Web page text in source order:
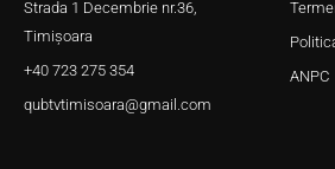
Strada 1 Decembrie nr.36,
Timișoara
+40 723 275 354
qubtvtimisoara@gmail.com
ANPC